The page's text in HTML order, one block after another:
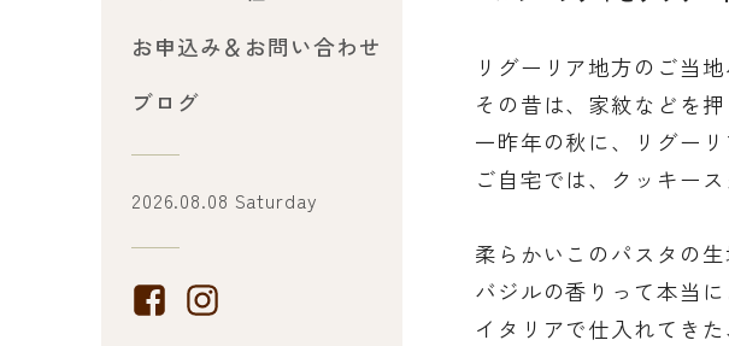
お申込み＆お問い合わせ
ブログ
2026.08.08 Saturday
リグーリア地方のご当
その昔は、家紋などを
一昨年の秋に、リグー
ご自宅では、クッキー
柔らかいこのパスタの
バジルの香りって本当に
イタリアで仕入れてき